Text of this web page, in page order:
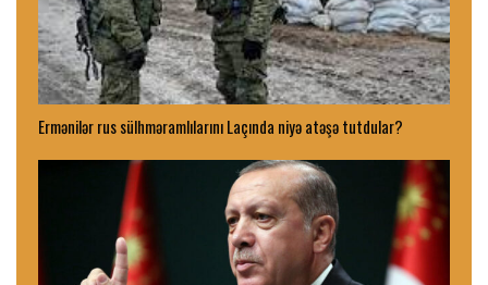
Ermənilər rus sülhməramlılarını Laçında niyə atəşə tutdular?